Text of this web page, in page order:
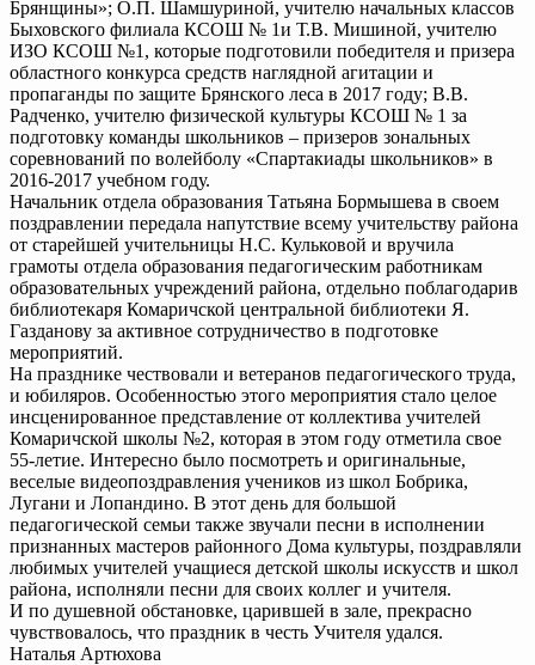
Брянщины»; О.П. Шамшуриной, учителю начальных классов
Быховского филиала КСОШ № 1и Т.В. Мишиной, учителю
ИЗО КСОШ №1, которые подготовили победителя и призера
областного конкурса средств наглядной агитации и
пропаганды по защите Брянского леса в 2017 году; В.В.
Радченко, учителю физической культуры КСОШ № 1 за
подготовку команды школьников – призеров зональных
соревнований по волейболу «Спартакиады школьников» в
2016-2017 учебном году.
Начальник отдела образования Татьяна Бормышева в своем
поздравлении передала напутствие всему учительству района
от старейшей учительницы Н.С. Кульковой и вручила
грамоты отдела образования педагогическим работникам
образовательных учреждений района, отдельно поблагодарив
библиотекаря Комаричской центральной библиотеки Я.
Газданову за активное сотрудничество в подготовке
мероприятий.
На празднике чествовали и ветеранов педагогического труда,
и юбиляров. Особенностью этого мероприятия стало целое
инсценированное представление от коллектива учителей
Комаричской школы №2, которая в этом году отметила свое
55-летие. Интересно было посмотреть и оригинальные,
веселые видеопоздравления учеников из школ Бобрика,
Лугани и Лопандино. В этот день для большой
педагогической семьи также звучали песни в исполнении
признанных мастеров районного Дома культуры, поздравляли
любимых учителей учащиеся детской школы искусств и школ
района, исполняли песни для своих коллег и учителя.
И по душевной обстановке, царившей в зале, прекрасно
чувствовалось, что праздник в честь Учителя удался.
Наталья Артюхова